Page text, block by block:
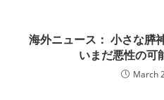
海外ニュース： 小さな膵
いまだ悪性の可
March